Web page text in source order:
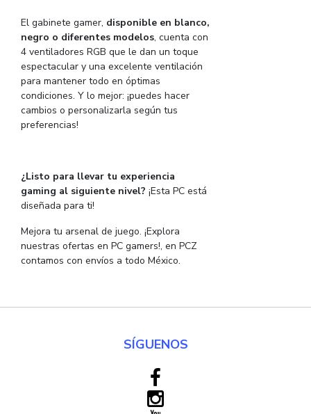
El gabinete gamer, disponible en blanco,
negro o diferentes modelos, cuenta con
4 ventiladores RGB que le dan un toque
espectacular y una excelente ventilación
para mantener todo en óptimas
condiciones. Y lo mejor: ¡puedes hacer
cambios o personalizarla según tus
preferencias!
¿Listo para llevar tu experiencia
gaming al siguiente nivel? ¡Esta PC está
diseñada para ti!
Mejora tu arsenal de juego. ¡Explora
nuestras ofertas en PC gamers!, en PCZ
contamos con envíos a todo México.
SÍGUENOS